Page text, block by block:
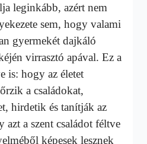
leginkább, azért nem
sem, hogy valami
gyermekét dajkáló
virrasztó apával. Ez a
is: hogy az életet
a családokat,
hirdetik és tanítják az
a szent családot féltve
képesek lesznek